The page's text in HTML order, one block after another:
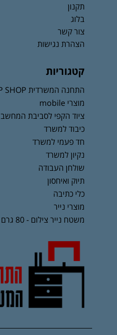
תקנון
בלוג
צור קשר
הצהרת נגישות
קטגוריות
התחנה המשרדית ONE STOP SHOP
מוצרי mobile
ציוד הקפי לסביבת המחשב
כיבוד למשרד
חד פעמי למשרד
נקיון למשרד
שולחן העבודה
תיוק ואיחסון
כלי כתיבה
מוצרי נייר
משטח נייר צילום - 80 גרם - 48 ארגז במשטח